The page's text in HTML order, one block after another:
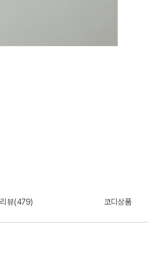
리뷰(479) 코디상품